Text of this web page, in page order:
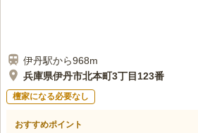
伊丹駅から968m
兵庫県伊丹市北本町3丁目123番
檀家になる必要なし
おすすめポイント